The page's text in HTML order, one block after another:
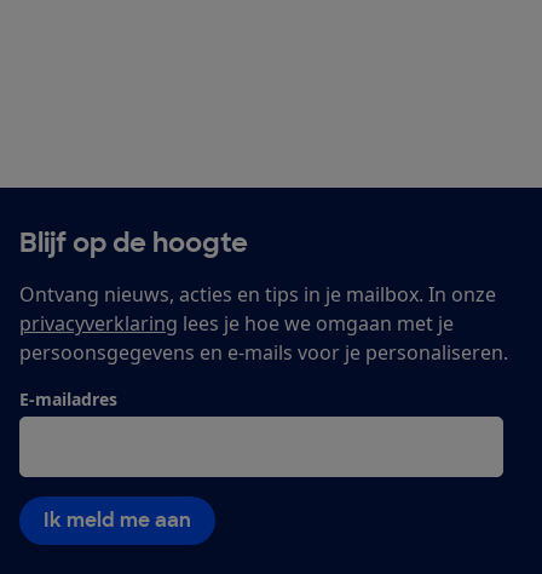
Blijf op de hoogte
Ontvang nieuws, acties en tips in je mailbox. In onze
privacyverklaring lees je hoe we omgaan met je
persoonsgegevens en e-mails voor je personaliseren.
E-mailadres
Ik meld me aan